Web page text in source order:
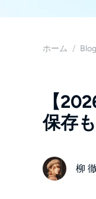
ホーム /
【
保存も
柳